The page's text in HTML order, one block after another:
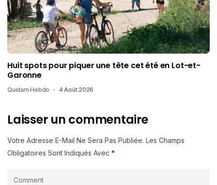
Huit spots pour piquer une tête cet été en Lot-et-
Garonne
Quidam Hebdo 4 Août 2026
Laisser un commentaire
Votre Adresse E-Mail Ne Sera Pas Publiée. Les Champs
Obligatoires Sont Indiqués Avec *